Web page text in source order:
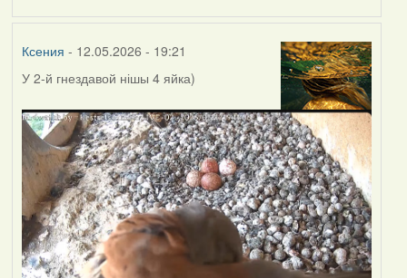
Ксения - 12.05.2026 - 19:21
У 2-й гнездавой нішы 4 яйка)